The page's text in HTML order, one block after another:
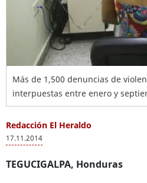
Más de 1,500 denuncias de
interpuestas entre enero y
Redacción El Heraldo
17.11.2014
TEGUCIGALPA, Honduras